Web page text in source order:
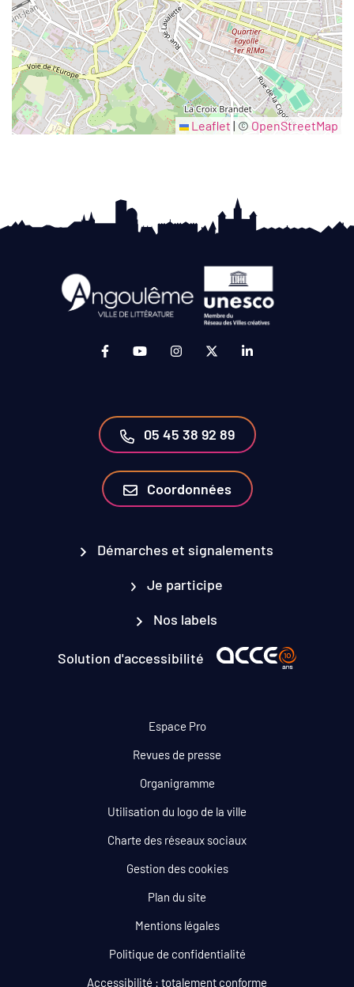
Leaflet | © OpenStreetMap
Lien vers le compte Facebook (ouverture
Lien vers la chaîne Youtube
Lien vers le compte
Lien vers le compte
Lien vers le
05 45 38 92 89
Coordonnées
Démarches et signalements
Je participe
Nos labels
Solution d'accessibilité
Espace Pro
Revues de presse
Organigramme
Utilisation du logo de la ville
Charte des réseaux sociaux
Gestion des cookies
Plan du site
Mentions légales
Politique de confidentialité
Accessibilité : totalement conforme